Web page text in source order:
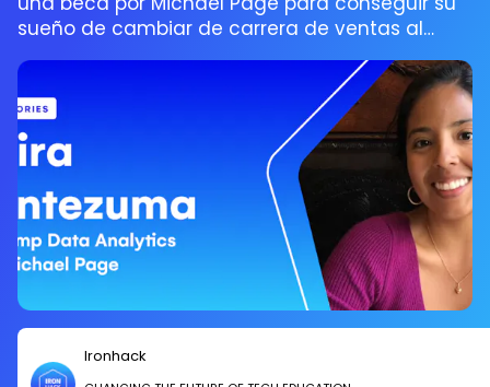
sueño de cambiar de carrera de ventas al
Análisis de Datos.
Ironhack